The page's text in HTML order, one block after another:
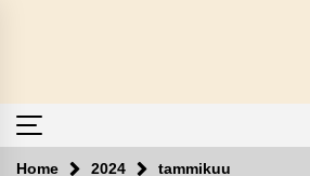
Home 2024 tammikuu